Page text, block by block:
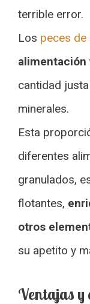
terrible error.
Los peces de
alimentación
cantidad
minerales.
Esta
diferentes
granulados,
flotantes,
otros
su apetito y
Ventajas y